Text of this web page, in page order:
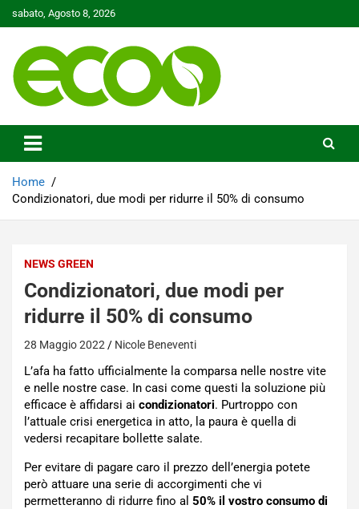
to
sabato, Agosto 8, 2026
Ecoo.it
Home
Condizionatori, due modi per ridurre il 50% di consumo
NEWS GREEN
Condizionatori, due modi per
ridurre il 50% di consumo
28 Maggio 2022 Nicole Beneventi
L’afa ha fatto ufficialmente la comparsa nelle nostre vite
e nelle nostre case. In casi come questi la soluzione più
efficace è affidarsi ai condizionatori. Purtroppo con
l’attuale crisi energetica in atto, la paura è quella di
vedersi recapitare bollette salate.
Per evitare di pagare caro il prezzo dell’energia potete
però attuare una serie di accorgimenti che vi
permetteranno di ridurre fino al 50% il vostro consumo di